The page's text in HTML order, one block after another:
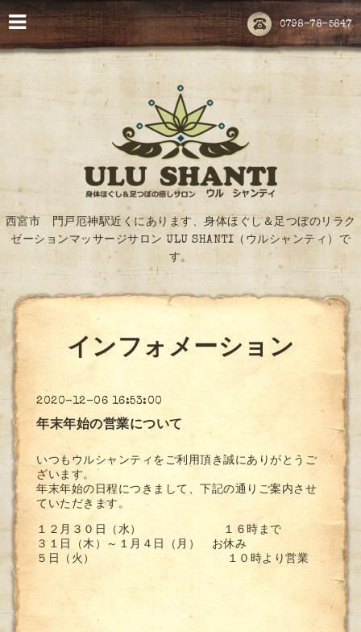
0798-78-5847
西宮市 門戸厄神駅近くにあります、身体ほぐし＆足つぼのリラク
ゼーションマッサージサロン ULU SHANTI（ウルシャンティ）で
す。
インフォメーション
2020-12-06 16:53:00
年末年始の営業について
いつもウルシャンティをご利用頂き誠にありがとうご
ざいます。
年末年始の日程につきまして、下記の通りご案内させ
ていただきます。
１２月３０日（水） １６時まで
３１日（木）～１月４日（月） お休み
５日（火） １０時より営業